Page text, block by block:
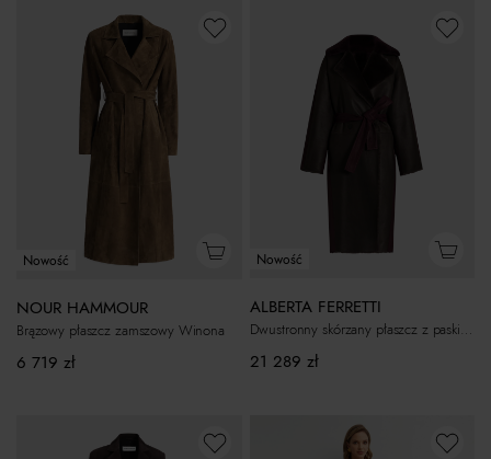
Nowość
NOUR HAMMOUR
Brązowy płaszcz zamszowy Winona
6 719 zł
Nowość
ALBERTA FERRETTI
Dwustronny skórzany płaszcz z paskiem
21 289 zł